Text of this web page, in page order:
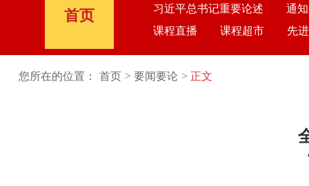
首页 习近平总书记重要论述
通
课程直播
课程超市 先
您所在的位置： 首页 要闻要论 正文